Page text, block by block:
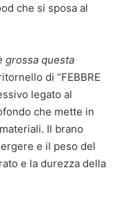
che si sposa al
grossa questa
di “FEBBRE
legato al
che mette in
Il brano
e il peso del
e la durezza della